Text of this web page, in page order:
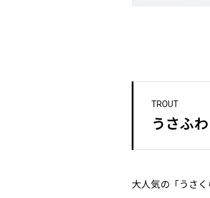
TROUT
うさふわ
大人気の「うさ